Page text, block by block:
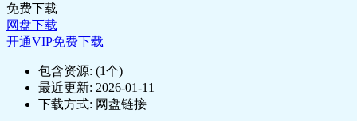
免费下载
网盘下载
开通VIP免费下载
包含资源: (1个)
最近更新: 2026-01-11
下载方式: 网盘链接